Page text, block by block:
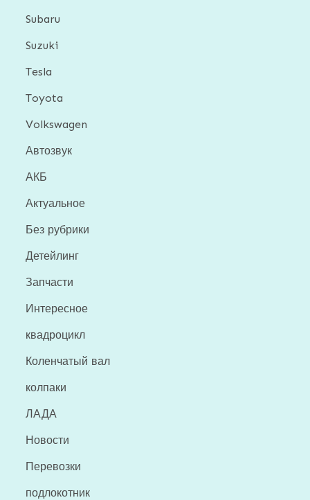
Subaru
Suzuki
Tesla
Toyota
Volkswagen
Автозвук
АКБ
Актуальное
Без рубрики
Детейлинг
Запчасти
Интересное
квадроцикл
Коленчатый вал
колпаки
ЛАДА
Новости
Перевозки
подлокотник